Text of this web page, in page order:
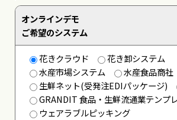
オンラインデモ
ご希望のシステム
花きクラウド
花き卸システム
水産市場システム
水産食品商社
生鮮ネット(受発注EDIパッケージ)
GRANDIT 食品・生鮮流通業テンプ
ウェアラブルピッキング